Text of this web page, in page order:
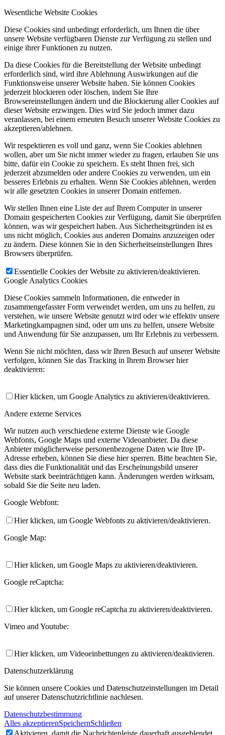
Wesentliche Website Cookies
Diese Cookies sind unbedingt erforderlich, um Ihnen die über
unsere Website verfügbaren Dienste zur Verfügung zu stellen und
einige ihrer Funktionen zu nutzen.
Da diese Cookies für die Bereitstellung der Website unbedingt
erforderlich sind, wird ihre Ablehnung Auswirkungen auf die
Funktionsweise unserer Website haben. Sie können Cookies
jederzeit blockieren oder löschen, indem Sie Ihre
Browsereinstellungen ändern und die Blockierung aller Cookies auf
dieser Website erzwingen. Dies wird Sie jedoch immer dazu
veranlassen, bei einem erneuten Besuch unserer Website Cookies zu
akzeptieren/ablehnen.
Wir respektieren es voll und ganz, wenn Sie Cookies ablehnen
wollen, aber um Sie nicht immer wieder zu fragen, erlauben Sie uns
bitte, dafür ein Cookie zu speichern. Es steht Ihnen frei, sich
jederzeit abzumelden oder andere Cookies zu verwenden, um ein
besseres Erlebnis zu erhalten. Wenn Sie Cookies ablehnen, werden
wir alle gesetzten Cookies in unserer Domain entfernen.
Wir stellen Ihnen eine Liste der auf Ihrem Computer in unserer
Domain gespeicherten Cookies zur Verfügung, damit Sie überprüfen
können, was wir gespeichert haben. Aus Sicherheitsgründen ist es
uns nicht möglich, Cookies aus anderen Domains anzuzeigen oder
zu ändern. Diese können Sie in den Sicherheitseinstellungen Ihres
Browsers überprüfen.
Essentielle Cookies der Website zu aktivieren/deaktivieren.
Google Analytics Cookies
Diese Cookies sammeln Informationen, die entweder in
zusammengefasster Form verwendet werden, um uns zu helfen, zu
verstehen, wie unsere Website genutzt wird oder wie effektiv unsere
Marketingkampagnen sind, oder um uns zu helfen, unsere Website
und Anwendung für Sie anzupassen, um Ihr Erlebnis zu verbessern.
Wenn Sie nicht möchten, dass wir Ihren Besuch auf unserer Website
verfolgen, können Sie das Tracking in Ihrem Browser hier
deaktivieren:
Hier klicken, um Google Analytics zu aktivieren/deaktivieren.
Andere externe Services
Wir nutzen auch verschiedene externe Dienste wie Google
Webfonts, Google Maps und externe Videoanbieter. Da diese
Anbieter möglicherweise personenbezogene Daten wie Ihre IP-
Adresse erheben, können Sie diese hier sperren. Bitte beachten Sie,
dass dies die Funktionalität und das Erscheinungsbild unserer
Website stark beeinträchtigen kann. Änderungen werden wirksam,
sobald Sie die Seite neu laden.
Google Webfont:
Hier klicken, um Google Webfonts zu aktivieren/deaktivieren.
Google Map:
Hier klicken, um Google Maps zu aktivieren/deaktivieren.
Google reCaptcha:
Hier klicken, um Google reCaptcha zu aktivieren/deaktivieren.
Vimeo and Youtube:
Hier klicken, um Videoeinbettungen zu aktivieren/deaktivieren.
Datenschutzerklärung
Sie können unsere Cookies und Datenschutzeinstellungen im Detail
auf unserer Datenschutzrichtlinie nachlesen.
Datenschutzbestimmung
Alles akzeptierenSpeichernSchließen
Aktivieren, damit die Nachrichtenleiste dauerhaft ausgeblendet